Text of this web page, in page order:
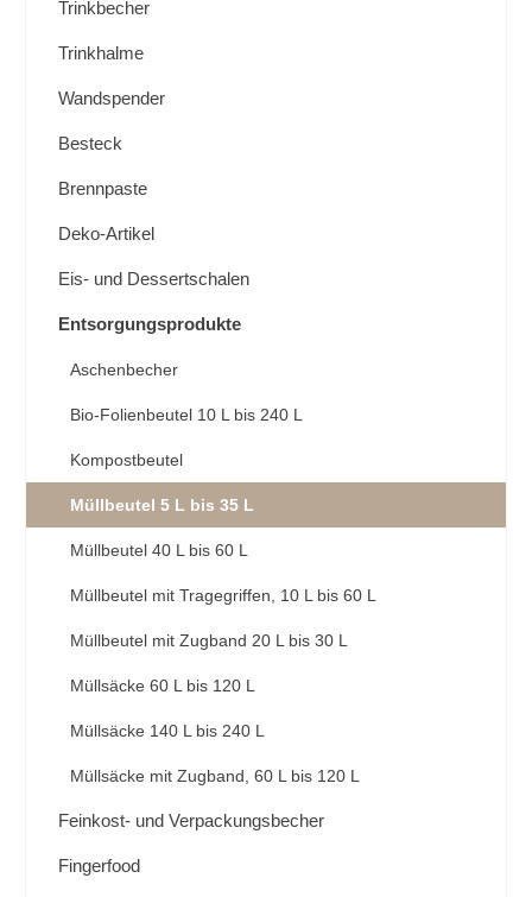
Trinkbecher
Trinkhalme
Wandspender
Besteck
Brennpaste
Deko-Artikel
Eis- und Dessertschalen
Entsorgungsprodukte
Aschenbecher
Bio-Folienbeutel 10 L bis 240 L
Kompostbeutel
Müllbeutel 5 L bis 35 L
Müllbeutel 40 L bis 60 L
Müllbeutel mit Tragegriffen, 10 L bis 60 L
Müllbeutel mit Zugband 20 L bis 30 L
Müllsäcke 60 L bis 120 L
Müllsäcke 140 L bis 240 L
Müllsäcke mit Zugband, 60 L bis 120 L
Feinkost- und Verpackungsbecher
Fingerfood